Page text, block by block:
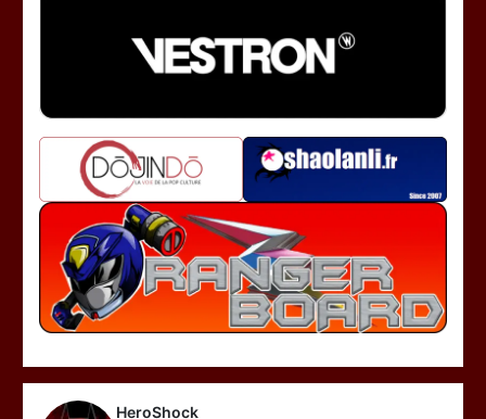
HeroShock